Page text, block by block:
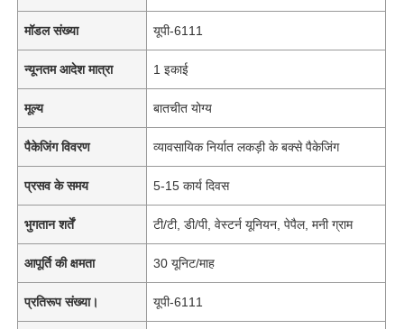
मॉडल संख्या यूपी-6111
न्यूनतम आदेश मात्रा 1 इकाई
मूल्य बातचीत योग्य
पैकेजिंग विवरण व्यावसायिक निर्यात लकड़ी के बक्से पैकेजिंग
प्रसव के समय 5-15 कार्य दिवस
भुगतान शर्तें टी/टी, डी/पी, वेस्टर्न यूनियन, पेपैल, मनी ग्राम
आपूर्ति की क्षमता 30 यूनिट/माह
प्रतिरूप संख्या। यूपी-6111